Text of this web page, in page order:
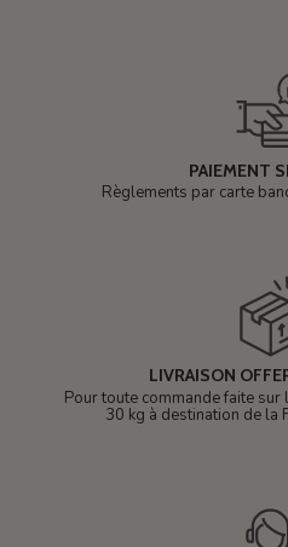
PAIEMENT
Règlements par carte
LIVRAISON
Pour toute commande faite
30 kg à destination de la